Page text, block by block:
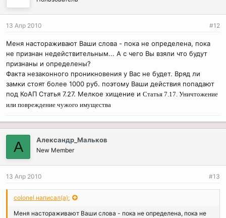
13 Апр 2010 #12
Меня настораживают Ваши слова - пока не определена, пока
не признан недействительным... А с чего Вы взяли что будут
признаны и определены?
Факта незаконного проникновения у Вас не будет. Вряд ли
замки стоят более 1000 руб. поэтому Ваши действия попадают
под КоАП Статья 7.27. Мелкое хищение и Статья 7.17. Уничтожение
или повреждение чужого имущества
А Александр_Мальков
New Member
13 Апр 2010 #13
colonel написал(а):
Меня настораживают Ваши слова - пока не определена, пока не